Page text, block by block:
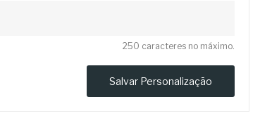
250 caracteres no máximo.
Salvar Personalização